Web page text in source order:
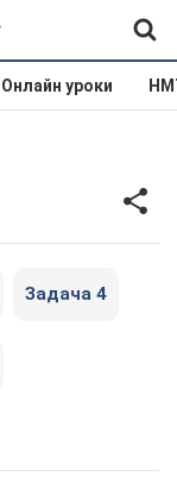
Онлайн уроки
Задача 4